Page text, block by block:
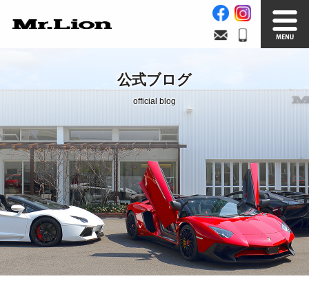
在庫車情報 買取無料査定
Factory
自社工場 サービス案内
Official Blog
公式ブログ
Company info.
会社案内
公式ブログ
official blog